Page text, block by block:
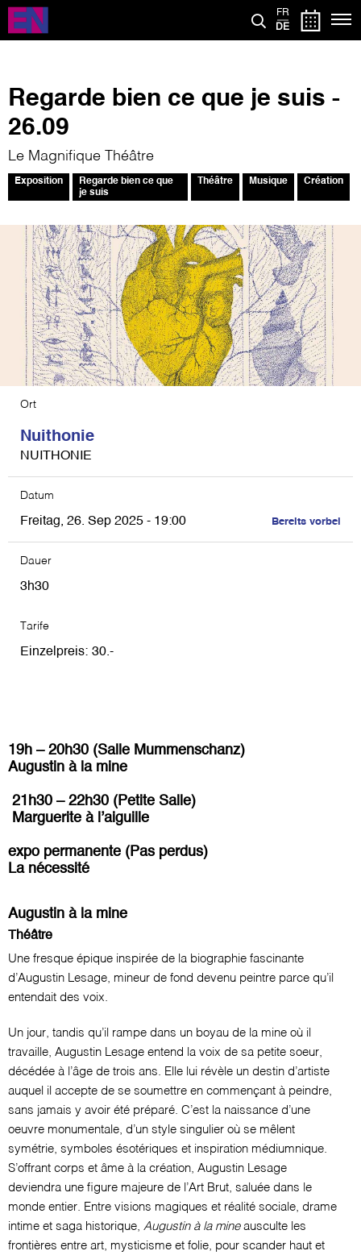
Direkt
zum
Inhalt
FR
DE
Regarde bien ce que je suis -
26.09
Le Magnifique Théâtre
Exposition
Regarde bien ce que
je suis
Théâtre Musique Création
Bild
Ort
Nuithonie
NUITHONIE
Datum
Freitag, 26. Sep 2025 - 19:00 Bereits vorbei
Dauer
3h30
Tarife
Einzelpreis 30
19h – 20h30 (Salle Mummenschanz)
Augustin à la mine
21h30 – 22h30 (Petite Salle)
Marguerite à l’aiguille
expo permanente (Pas perdus)
La nécessité
Augustin à la mine
Théâtre
Une fresque épique inspirée de la biographie fascinante
d’Augustin Lesage, mineur de fond devenu peintre parce qu’il
entendait des voix.
Un jour, tandis qu’il rampe dans un boyau de la mine où il
travaille, Augustin Lesage entend la voix de sa petite soeur,
décédée à l’âge de trois ans. Elle lui révèle un destin d’artiste
auquel il accepte de se soumettre en commençant à peindre,
sans jamais y avoir été préparé. C’est la naissance d’une
oeuvre monumentale, d’un style singulier où se mêlent
symétrie, symboles ésotériques et inspiration médiumnique.
S’offrant corps et âme à la création, Augustin Lesage
deviendra une figure majeure de l’Art Brut, saluée dans le
monde entier. Entre visions magiques et réalité sociale, drame
intime et saga historique, Augustin à la mine ausculte les
frontières entre art, mysticisme et folie, pour scander haut et